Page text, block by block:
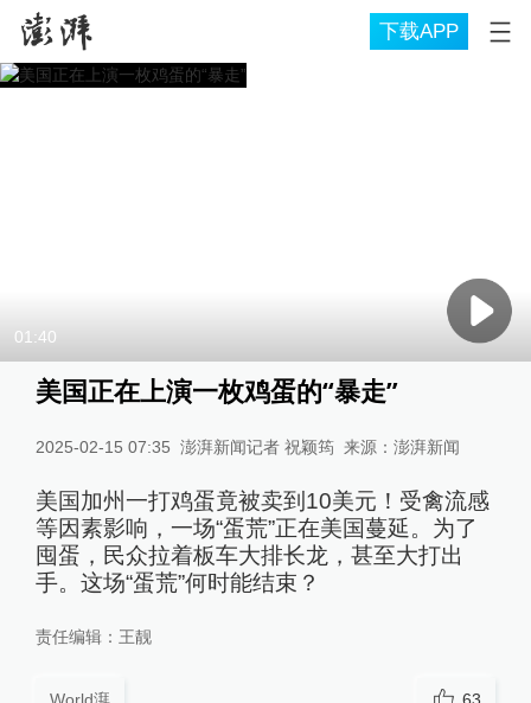
下载APP
01:40
美国正在上演一枚鸡蛋的“暴走”
2025-02-15 07:35 澎湃新闻记者 祝颖筠 来源： 澎湃新闻
美国加州一打鸡蛋竟被卖到10美元！受禽流感
等因素影响，一场“蛋荒”正在美国蔓延。为了
囤蛋，民众拉着板车大排长龙，甚至大打出
手。这场“蛋荒”何时能结束？
责任编辑： 王靓
World湃 63